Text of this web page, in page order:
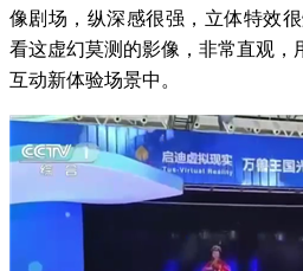
像剧场，纵深感很强，立体特效
看这虚幻莫测的影像，非常直观，
互动新体验场景中。